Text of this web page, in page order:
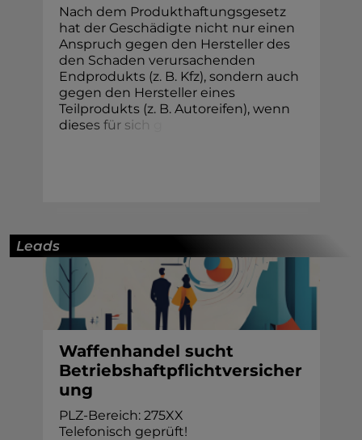
Nach dem Produkthaftungsgesetz
hat der Geschädigte nicht nur einen
Anspruch gegen den Hersteller des
den Schaden verursachenden
Endprodukts (z. B. Kfz), sondern auch
gegen den Hersteller eines
Teilprodukts (z. B. Autoreifen), wenn
dieses für sich
Leads
Waffenhandel sucht
Betriebshaftpflichtversicher
ung
PLZ-Bereich: 275XX
Telefonisch geprüft!